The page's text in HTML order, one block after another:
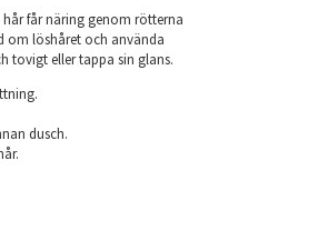
får näring genom rötterna
om löshåret och använda
tovigt eller tappa sin glans.
dusch.